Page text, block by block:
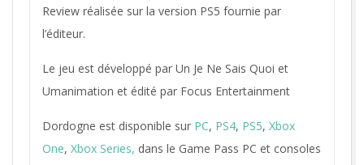
Review réalisée sur la version PS5 fournie par
l’éditeur.
Le jeu est développé par Un Je Ne Sais Quoi et
Umanimation et édité par Focus Entertainment
Dordogne est disponible sur PC, PS4, PS5, Xbox
One, Xbox Series, dans le Game Pass PC et consoles